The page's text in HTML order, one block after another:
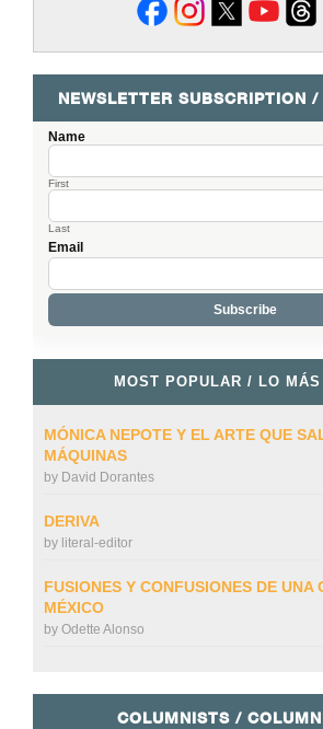
NEWSLETTER SUBSCRIPTION
Name
First
Last
Email
MOST POPULAR / LO
MÓNICA NEPOTE Y EL ARTE QUE
MÁQUINAS
by David Dorantes
DERIVA
by literal-editor
FUSIONES Y CONFUSIONES DE UNA
MÉXICO
by Odette Alonso
COLUMNISTS /